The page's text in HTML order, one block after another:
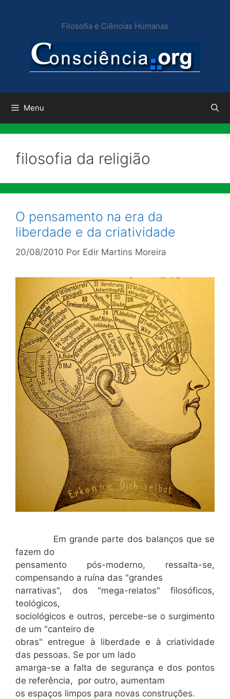
conteúdo
Filosofia e Ciências Humanas
Menu
filosofia da religião
O pensamento na era da
liberdade e da criatividade
20/08/2010 Por Edir Martins Moreira
Em grande parte dos balanços que se
fazem do
pensamento pós-moderno, ressalta-se,
compensando a ruína das "grandes
narrativas", dos "mega-relatos" filosóficos,
teológicos,
sociológicos e outros, percebe-se o surgimento
de um "canteiro de
obras" entregue à liberdade e à criatividade
das pessoas. Se por um lado
amarga-se a falta de segurança e dos pontos
de referência, por outro, aumentam
os espaços limpos para novas construções.